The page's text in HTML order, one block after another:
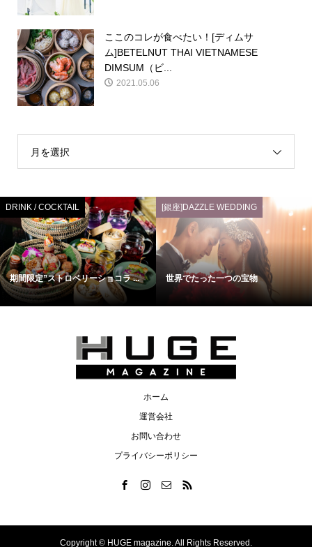
ここのコレが食べたい！[ディムサ
ム]BETELNUT THAI VIETNAMESE
DIMSUM（ビ...
2021.05.06
月を選択
DRINK / COCKTAIL
期間限定”ストロベリーショコラ ...
[銀座]DAZZLE WEDDING
世界でたった一つの宝物
ホーム
運営会社
お問い合わせ
プライバシーポリシー
Copyright © HUGE magazine. All Rights Reserved.